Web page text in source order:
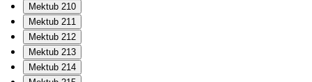
Mektub 210
Mektub 211
Mektub 212
Mektub 213
Mektub 214